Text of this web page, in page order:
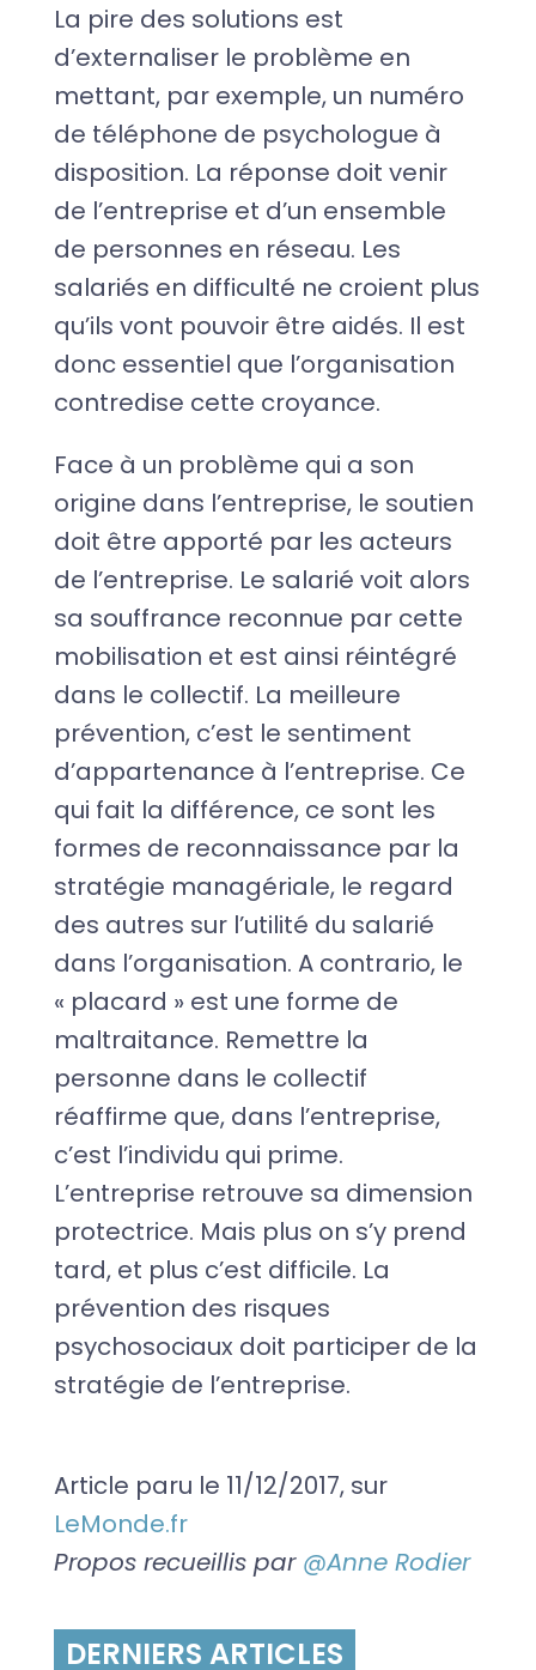
La pire des solutions est
d’externaliser le problème en
mettant, par exemple, un numéro
de téléphone de psychologue à
disposition. La réponse doit venir
de l’entreprise et d’un ensemble
de personnes en réseau. Les
salariés en difficulté ne croient plus
qu’ils vont pouvoir être aidés. Il est
donc essentiel que l’organisation
contredise cette croyance.
Face à un problème qui a son
origine dans l’entreprise, le soutien
doit être apporté par les acteurs
de l’entreprise. Le salarié voit alors
sa souffrance reconnue par cette
mobilisation et est ainsi réintégré
dans le collectif. La meilleure
prévention, c’est le sentiment
d’appartenance à l’entreprise. Ce
qui fait la différence, ce sont les
formes de reconnaissance par la
stratégie managériale, le regard
des autres sur l’utilité du salarié
dans l’organisation. A contrario, le
« placard » est une forme de
maltraitance. Remettre la
personne dans le collectif
réaffirme que, dans l’entreprise,
c’est l’individu qui prime.
L’entreprise retrouve sa dimension
protectrice. Mais plus on s’y prend
tard, et plus c’est difficile. La
prévention des risques
psychosociaux doit participer de la
stratégie de l’entreprise.
Article paru le 11/12/2017, sur
LeMonde.fr
Propos recueillis par @Anne Rodier
DERNIERS ARTICLES